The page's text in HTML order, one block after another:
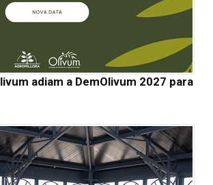
adiam a DemOlivum 2027 para